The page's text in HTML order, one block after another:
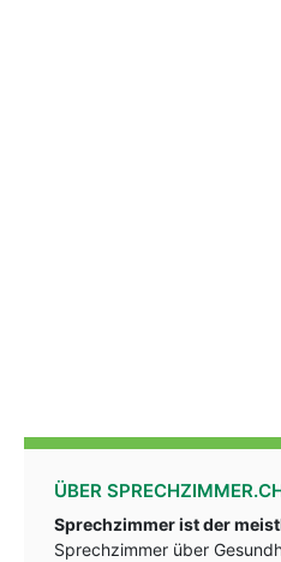
ÜBER
Sprechzimmer ist der
Sprechzimmer über